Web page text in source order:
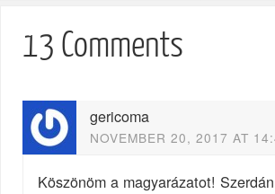
13 Comments
gericoma
NOVEMBER 20, 2017 AT
Köszönöm a magyarázatot!